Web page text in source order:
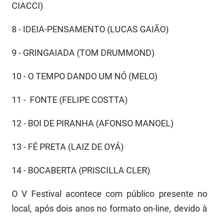
CIACCI)
8 - IDEIA-PENSAMENTO (LUCAS GAIÃO)
9 - GRINGAIADA (TOM DRUMMOND)
10 - O TEMPO DANDO UM NÓ (MELO)
11 - FONTE (FELIPE COSTTA)
12 - BOI DE PIRANHA (AFONSO MANOEL)
13 - FÉ PRETA (LAIZ DE OYÁ)
14 - BOCABERTA (PRISCILLA CLER)
O V Festival acontece com público presente no
local, após dois anos no formato on-line, devido à